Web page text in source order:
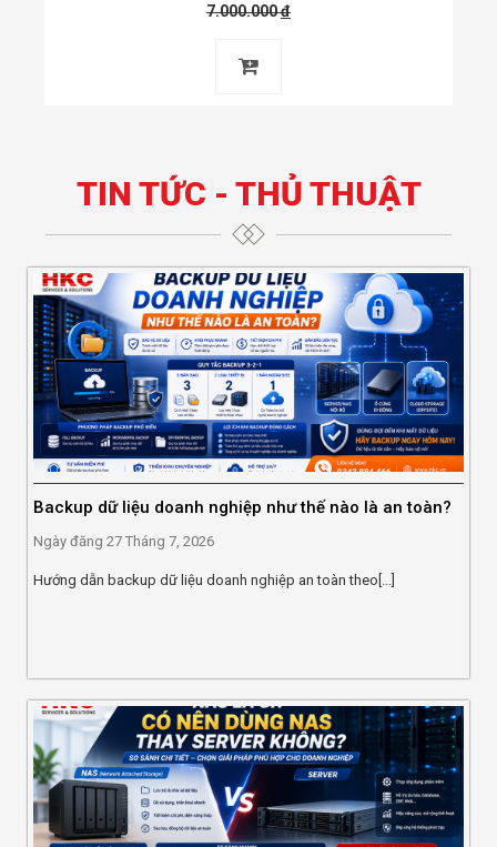
4.300.000đ
TIN TỨC - THỦ THUẬT
Backup dữ liệu doanh nghiệp như thế nào là an toàn?
Ngày đăng 27 Tháng 7, 2026
Hướng dẫn backup dữ liệu doanh nghiệp an toàn theo[...]